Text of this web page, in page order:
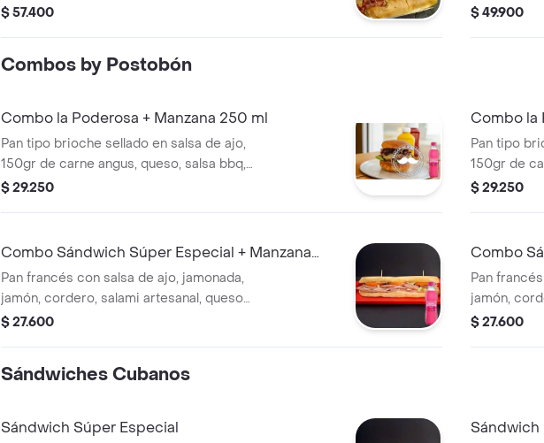
o perro. acompañados de 3 papas
$ 57.400
o perro.
$ 49.900
Combos by Postobón
Combo la Poderosa + Manzana 250 ml
Pan tipo brioche sellado en salsa de ajo,
150gr de carne angus, queso, salsa bbq,
cebolla morada, lechuga y tomate. +
$ 29.250
Combo la
Pan tipo
150gr de
cebolla
$ 29.250
Combo Sándwich Súper Especial + Manzana
250 ml
Pan francés con salsa de ajo, jamonada,
jamón, cordero, salami artesanal, queso
mozzarella, lechuga y tomate + Gaseosa.
$ 27.600
Combo
Pan
jamón,
mozzarella,
$ 27.600
Sándwiches Cubanos
Sándwich Súper Especial Sándwich